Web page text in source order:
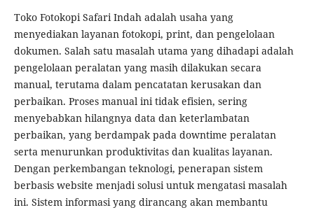
Toko Fotokopi Safari Indah adalah usaha yang
menyediakan layanan fotokopi, print, dan pengelolaan
dokumen. Salah satu masalah utama yang dihadapi adalah
pengelolaan peralatan yang masih dilakukan secara
manual, terutama dalam pencatatan kerusakan dan
perbaikan. Proses manual ini tidak efisien, sering
menyebabkan hilangnya data dan keterlambatan
perbaikan, yang berdampak pada downtime peralatan
serta menurunkan produktivitas dan kualitas layanan.
Dengan perkembangan teknologi, penerapan sistem
berbasis website menjadi solusi untuk mengatasi masalah
ini. Sistem informasi yang dirancang akan membantu